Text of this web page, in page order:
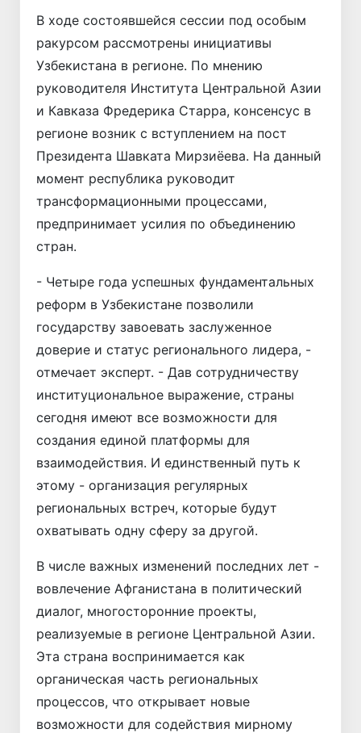
В ходе состоявшейся сессии под особым
ракурсом рассмотрены инициативы
Узбекистана в регионе. По мнению
руководителя Института Центральной Азии
и Кавказа Фредерика Старра, консенсус в
регионе возник с вступлением на пост
Президента Шавката Мирзиёева. На данный
момент республика руководит
трансформационными процессами,
предпринимает усилия по объединению
стран.
- Четыре года успешных фундаментальных
реформ в Узбекистане позволили
государству завоевать заслуженное
доверие и статус регионального лидера, -
отмечает эксперт. - Дав сотрудничеству
институциональное выражение, страны
сегодня имеют все возможности для
создания единой платформы для
взаимодействия. И единственный путь к
этому - организация регулярных
региональных встреч, которые будут
охватывать одну сферу за другой.
В числе важных изменений последних лет -
вовлечение Афганистана в политический
диалог, многосторонние проекты,
реализуемые в регионе Цент­ральной Азии.
Эта страна воспринимается как
органическая часть региональных
процессов, что открывает новые
возможности для содействия мирному